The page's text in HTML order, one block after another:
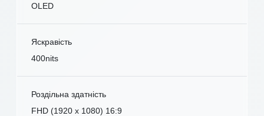
OLED
Яскравість
400nits
Роздільна здатність
FHD (1920 x 1080) 16:9